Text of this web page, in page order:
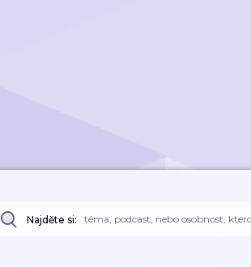
Najděte si: